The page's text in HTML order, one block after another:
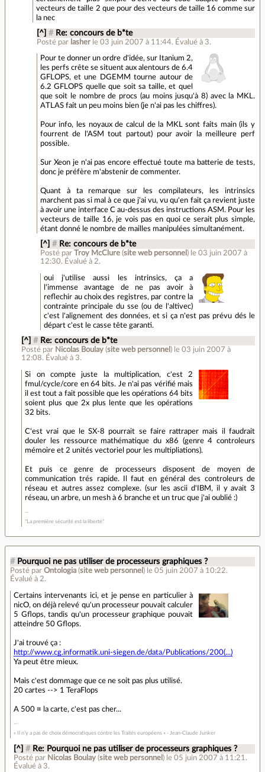
vecteurs de taille 2 que pour des vecteurs de taille 16 comme sur
la nec
[^] # Re: concours de b*te
Posté par lasher le 03 juin 2007 à 11:44. Évalué à 3.
Pour te donner un ordre d'idée, sur Itanium 2,
les perfs crête se situent aux alentours de 6.4
GFLOPS, et une DGEMM tourne autour de
6.2 GFLOPS quelle que soit sa taille, et quel
que soit le nombre de procs (au moins jusqu'à 8) avec la MKL.
ATLAS fait un peu moins bien (je n'ai pas les chiffres).
Pour info, les noyaux de calcul de la MKL sont faits main (ils y
fourrent de l'ASM tout partout) pour avoir la meilleure perf
possible.
Sur Xeon je n'ai pas encore effectué toute ma batterie de tests,
donc je préfère m'abstenir de commenter.
Quant à ta remarque sur les compilateurs, les intrinsics
marchent pas si mal à ce que j'ai vu, vu qu'en fait ça revient juste
à avoir une interface C au-dessus des instructions ASM. Pour les
vecteurs de taille 16, je vois pas en quoi ce serait plus simple,
étant donné le nombre de mailles manipulées simultanément.
[^] # Re: concours de b*te
Posté par Troy McClure (site web personnel ) le 03 juin 2007 à
12:30. Évalué à2.
oui j'utilise aussi les intrinsics, ça a
l'immense avantage de ne pas avoir à
reflechir au choix des registres, par contre la
contrainte principale du sse (ou de l'altivec)
c'est l'alignement des données, et si ça n'est pas prévu dés le
départ c'est le casse tête garanti.
[^] # Re: concours de b*te
Posté par Nicolas Boulay (site web personnel ) le 03 juin 2007 à
12:08. Évalué à 3.
Si on compte juste la multiplication, c'est 2
fmul/cycle/core en 64 bits. Je n'ai pas vérifié mais
il est tout a fait possible que les opérations 64 bits
soient plus que 2x plus lente que les opérations
32 bits.
C'est vrai que le SX-8 pourrait se faire rattraper mais il faudrait
douler les ressource mathématique du x86 (genre 4 controleurs
mémoire et 2 unités vectoriel pour les multipliations).
Et puis ce genre de processeurs disposent de moyen de
communication trés rapide. Il faut en général des controleurs de
réseau et autres assez complexe. (sur les ascii d'IBM, il y avait 3
réseau, un arbre, un mesh à 6 branche et un truc que j'ai oublié :)
"La première sécurité est la liberté"
# Pourquoi ne pas utiliser de processeurs graphiques ?
Posté par Ontologia (site web personnel ) le 05 juin 2007 à 10:22.
Évalué à 2.
Certains intervenants ici, et je pense en particulier à
nicO, on déjà relevé qu'un processeur pouvait calculer
5 Gflops, tandis qu'un processeur graphique pouvait
atteindre 50 Gflops.
J'ai trouvé ça :
http://www.cg.informatik.uni-siegen.de/data/Publications/200(...)
Ya peut être mieux.
Mais c'est dommage que ce ne soit pas plus utilisé.
20 cartes --> 1 TeraFlops
A 500 ¤ la carte, c'est pas cher...
« Il n’y a pas de choix démocratiques contre les Traités européens » - Jean-Claude Junker
[^] # Re: Pourquoi ne pas utiliser de processeurs graphiques ?
Posté par Nicolas Boulay (site web personnel ) le 05 juin 2007 à 11:21 .
Évalué à 3.